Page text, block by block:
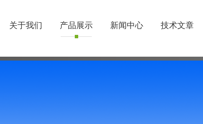
关于我们 产品展示 新闻中心 技术文章